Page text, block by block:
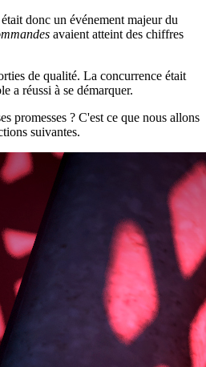
était donc un événement majeur du
avaient atteint des chiffres
de qualité. La concurrence était
a réussi à se démarquer.
promesses ? C'est ce que nous allons
suivantes.